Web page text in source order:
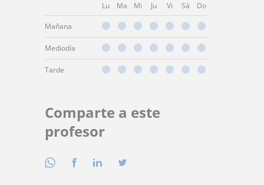
Lu Ma Mi Ju Vi Sá Do
Mañana
Mediodía
Tarde
Comparte a este
profesor